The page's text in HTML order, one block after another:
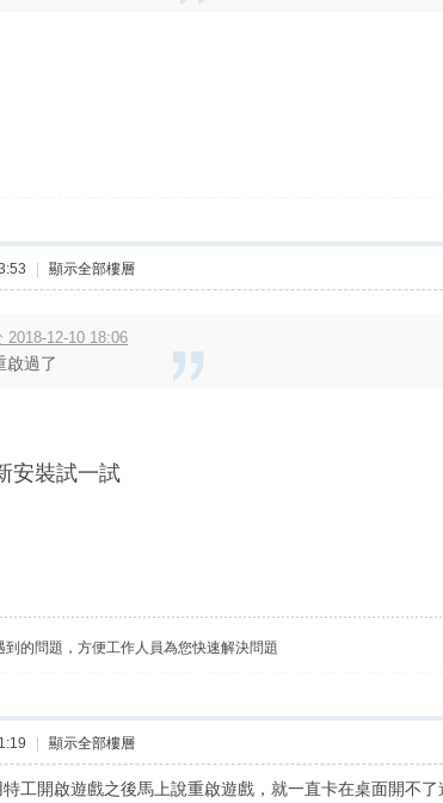
顯示全部樓層
2018-12-10 18:06
啟過了
安裝試一試
的問題，方便工作人員為您快速解決問題
顯示全部樓層
工開啟遊戲之後馬上說重啟遊戲，就一直卡在桌面開不